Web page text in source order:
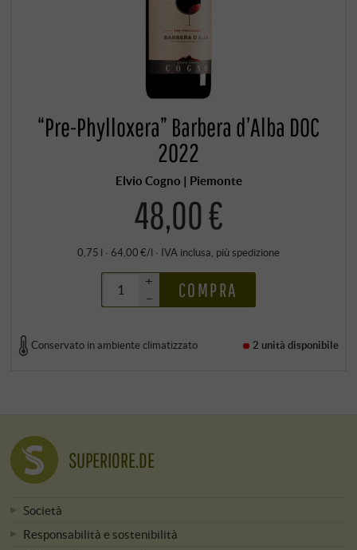
“Pre-Phylloxera” Barbera d’Alba DOC
2022
Elvio Cogno | Piemonte
48,00 €
0,75 l · 64,00 €/l · IVA inclusa , più spedizione
+
–
COMPRA
Conservato in ambiente climatizzato 2 unità disponibile
SUPERIORE.DE
Società
Responsabilità e sostenibilità